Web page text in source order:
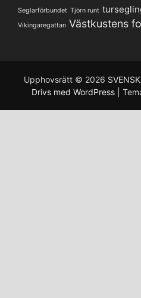
Seglarförbundet Tjörn runt
Vikingaregattan Västkustens
Upphovsrätt © 2026
Drivs med WordPress